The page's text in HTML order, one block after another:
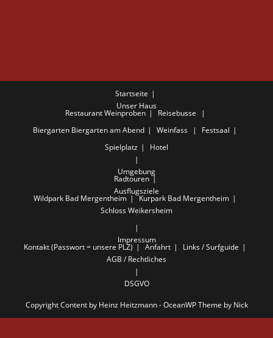
Startseite
Unser Haus
Restaurant Weinproben
Reisebusse
Biergarten Biergarten am Abend Weinfass
Festsaal
Spielplatz
Hotel
Umgebung
Radtouren
Ausflugsziele
Wildpark Bad Mergentheim
Kurpark Bad Mergentheim
Schloss Weikersheim
Impressum
Kontakt (Passwort = unsere PLZ) Anfahrt
Links / Surfguide
AGB / Rechtliches
DSGVO
Copyright Content by Heinz Heitzmann - OceanWP Theme by Nick